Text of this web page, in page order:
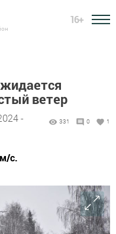
16+
ветер
-
331 0 1
с.